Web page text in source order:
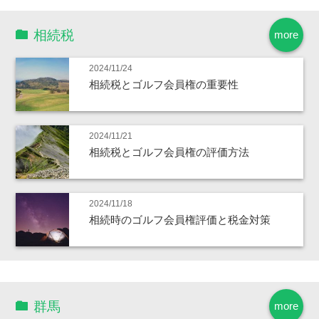
more
相続税
2024/11/24
相続税とゴルフ会員権の重要性
2024/11/21
相続税とゴルフ会員権の評価方法
2024/11/18
相続時のゴルフ会員権評価と税金対策
more
群馬